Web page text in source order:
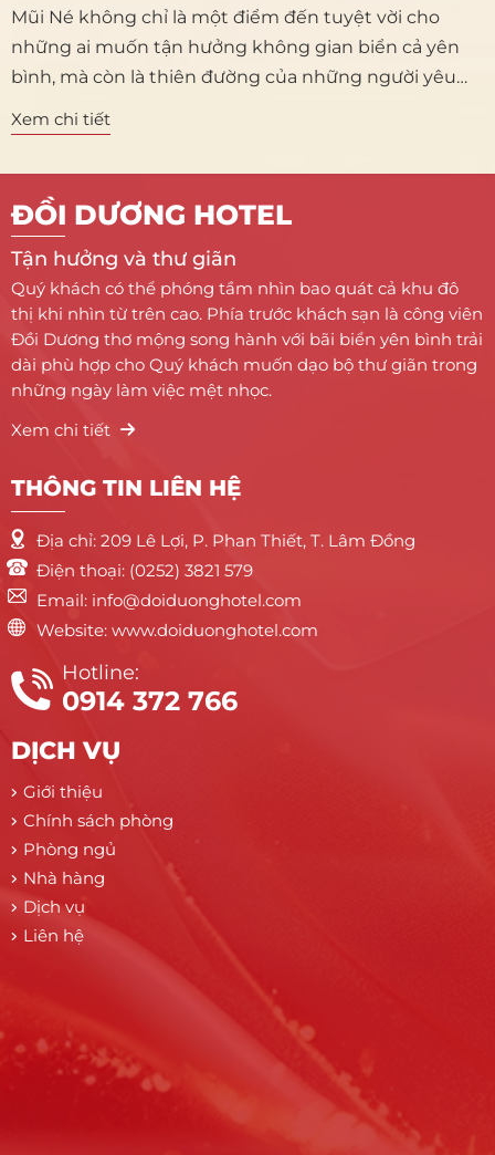
Mũi Né không chỉ là một điểm đến tuyệt vời cho
những ai muốn tận hưởng không gian biển cả yên
bình, mà còn là thiên đường của những người yêu
thể thao. Với gió biển mạnh mẽ và bãi biển rộng lớn,
Mũi Né là nơi lý tưởng để thỏa mãn niềm đam mê
Xem chi tiết
ĐỒI DƯƠNG HOTEL
Tận hưởng và thư giãn
Quý khách có thể phóng tầm nhìn bao quát cả khu đô
thị khi nhìn từ trên cao. Phía trước khách sạn là công viên
Đồi Dương thơ mộng song hành với bãi biển yên bình trải
dài phù hợp cho Quý khách muốn dạo bộ thư giãn trong
những ngày làm việc mệt nhọc.
Xem chi tiết
THÔNG TIN LIÊN HỆ
Địa chỉ: 209 Lê Lợi, P. Phan Thiết, T. Lâm Đồng
Điện thoại: (0252) 3821 579
Email: info@doiduonghotel.com
Website: www.doiduonghotel.com
Hotline:
0914 372 766
DỊCH VỤ
Giới thiệu
Chính sách phòng
Phòng ngủ
Nhà hàng
Dịch vụ
Liên hệ